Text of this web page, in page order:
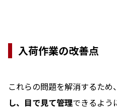
入荷作業の改善点
これらの問題を解消するため、
し、目で見て管理できるよう